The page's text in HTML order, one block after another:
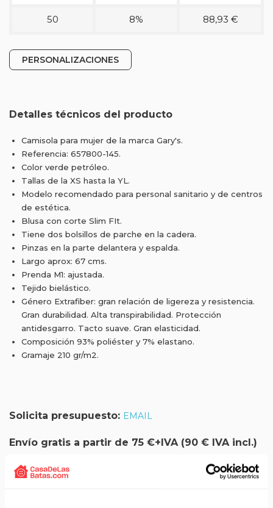
50 8% 88,93 €
PERSONALIZACIONES
Detalles técnicos del producto
Camisola para mujer de la marca Gary's.
Referencia: 657800-145.
Color verde petróleo.
Tallas de la XS hasta la YL.
Modelo recomendado para personal sanitario y de centros
de estética.
Blusa con corte Slim FIt.
Tiene dos bolsillos de parche en la cadera.
Pinzas en la parte delantera y espalda.
Largo aprox: 67 cms.
Prenda M1: ajustada.
Tejido bielástico.
Género Extrafiber: gran relación de ligereza y resistencia.
Gran durabilidad. Alta transpirabilidad. Protección
antidesgarro. Tacto suave. Gran elasticidad.
Composición 93% poliéster y 7% elastano.
Gramaje 210 gr/m2.
Solicita presupuesto: EMAIL
Envío gratis a partir de 75 €+IVA (90 € IVA incl.)
Aprovecha el envío gratuito en toda España excepto